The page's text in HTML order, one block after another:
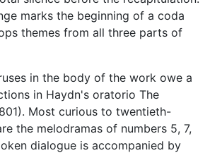
marks the beginning of a coda
themes from all three parts of
in the body of the work owe a
in Haydn's oratorio The
Most curious to twentieth-
the melodramas of numbers 5, 7,
dialogue is accompanied by